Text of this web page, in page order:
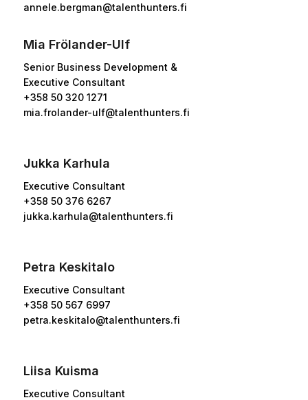
annele.bergman@talenthunters.fi
Mia Frölander-Ulf
Senior Business Development &
Executive Consultant
+358 50 320 1271
mia.frolander-ulf@talenthunters.fi
Jukka Karhula
Executive Consultant
+358 50 376 6267
jukka.karhula@talenthunters.fi
Petra Keskitalo
Executive Consultant
+358 50 567 6997
petra.keskitalo@talenthunters.fi
Liisa Kuisma
Executive Consultant